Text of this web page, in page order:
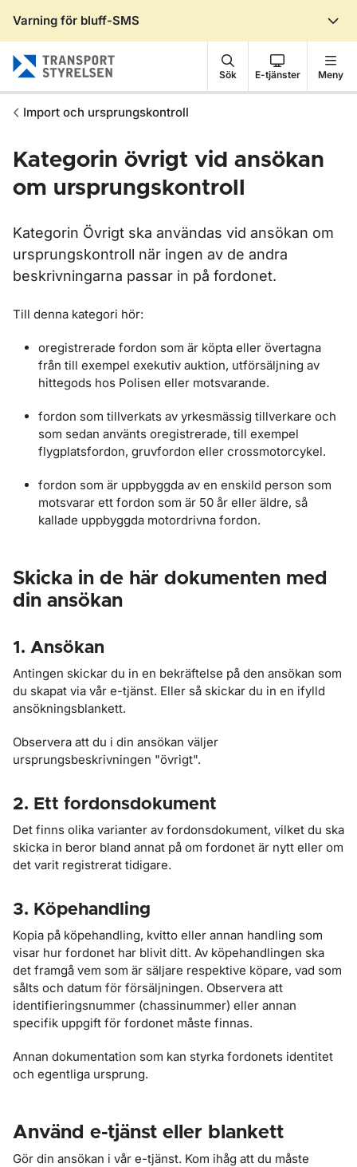
Varning för bluff-SMS
Sök E-tjänster Meny
Import och ursprungskontroll
Kategorin övrigt vid ansökan
om ursprungskontroll
Kategorin Övrigt ska användas vid ansökan om
ursprungskontroll när ingen av de andra
beskrivningarna passar in på fordonet.
Till denna kategori hör:
oregistrerade fordon som är köpta eller övertagna
från till exempel exekutiv auktion, utförsäljning av
hittegods hos Polisen eller motsvarande.
fordon som tillverkats av yrkesmässig tillverkare och
som sedan använts oregistrerade, till exempel
flygplatsfordon, gruvfordon eller crossmotorcykel.
fordon som är uppbyggda av en enskild person som
motsvarar ett fordon som är 50 år eller äldre, så
kallade uppbyggda motordrivna fordon.
Skicka in de här dokumenten med
din ansökan
1. Ansökan
Antingen skickar du in en bekräftelse på den ansökan som
du skapat via vår e-tjänst. Eller så skickar du in en ifylld
ansökningsblankett.
Observera att du i din ansökan väljer
ursprungsbeskrivningen "övrigt".
2. Ett fordonsdokument
Det finns olika varianter av fordonsdokument, vilket du ska
skicka in beror bland annat på om fordonet är nytt eller om
det varit registrerat tidigare.
3. Köpehandling
Kopia på köpehandling, kvitto eller annan handling som
visar hur fordonet har blivit ditt. Av köpehandlingen ska
det framgå vem som är säljare respektive köpare, vad som
sålts och datum för försäljningen. Observera att
identifieringsnummer (chassinummer) eller annan
specifik uppgift för fordonet måste finnas.
Annan dokumentation som kan styrka fordonets identitet
och egentliga ursprung.
Använd e-tjänst eller blankett
Gör din ansökan i vår e-tjänst. Kom ihåg att du måste